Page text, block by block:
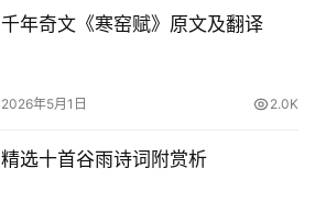
千年奇文《寒窑赋》原文及翻译
2026年5月1日 2.0K
精选十首谷雨诗词附赏析